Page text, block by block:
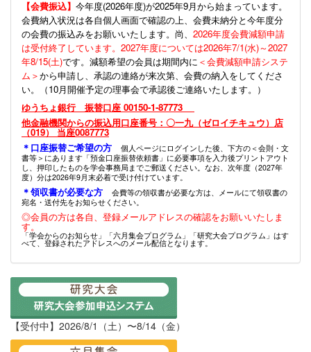
【会費振込】 今年度(2026年度)が2025年9月から始まっています。
会費納入状況は各自個人画面で確認の上、会費未納分と今年度分
の会費の振込みをお願いいたします。尚、 2026年度会費減額申請
は受付終了しています。2027年度については2026年7/1(水)～2027
年8/15(土)です。減額希望の会員は期間内に ＜会費減額申請システ
ム＞から申請し、承認の連絡が来次第、会費の納入をしてくださ
い。（10月開催予定の理事会で承認後ご連絡いたします。）
ゆうちょ銀行 振替口座 00150-1-87773
他金融機関からの振込用口座番号：〇一九（ゼロイチキュウ）店
（019） 当座0087773
＊口座振替ご希望の方
個人ページにログインした後、下方の＜会則・文
書等＞にあります「預金口座振替依頼書」に必要事項を入力後プリントアウト
し、押印したものを学会事務局までご郵送ください。なお、次年度（2027年
度）分は2026年9月末必着で受け付けています。
＊領収書が必要な方
会費等の領収書が必要な方は、メールにて領収書の
宛名・送付先をお知らせください。
◎会員の方は各自、登録メールアドレスの確認をお願いいたしま
す。
「学会からのお知らせ」「六月集会プログラム」「研究大会プログラム」はす
べて、登録されたアドレスへのメール配信となります。
【受付中】2026/8/1（土）〜8/14（金）